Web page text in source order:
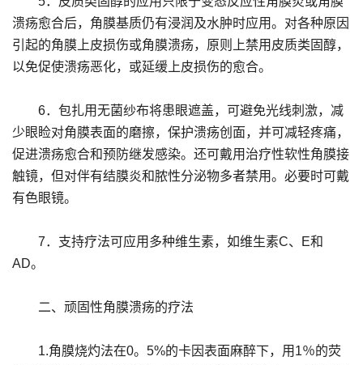
溃疡愈合后，角膜基质仍有浸润及水肿时应用。对各种原因
引起的角膜上皮损伤或角膜溃疡，原则上禁用皮质类固醇，
以免促使溃疡恶化，或延缓上皮损伤的愈合。
6．包扎用无菌纱布将患眼遮盖，可避免光线刺激，减
少眼睑对角膜表面的磨擦，保护溃疡创面，并可减轻疼痛，
促进溃疡愈合和预防继发感染。还可戴用治疗性软性角膜接
触镜，但对伴有结膜炎和脓性分泌物多者禁用。必要时可戴
有色眼镜。
7．支持疗法可应用多种维生素，如维生素C、E和
AD。
二、顽固性角膜溃疡的疗法
1.角膜烧灼法在0。5%的卡因表面麻醉下，用1％的荧